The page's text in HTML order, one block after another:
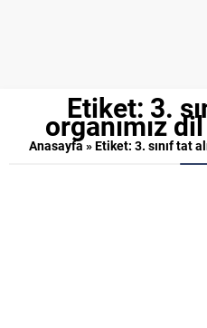
Etiket: 3.
organımız
Anasayfa»Etiket: 3. sınıf tat